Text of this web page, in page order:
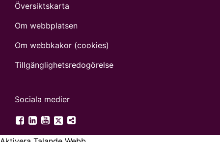
Översiktskarta
Om webbplatsen
Om webbkakor (cookies)
Tillgänglighets­redogörelse
Sociala medier
SGU på Facebook
SGU på LinkedIn
SGU på YouTube
SGU på Twitter
Fler digitala kanaler